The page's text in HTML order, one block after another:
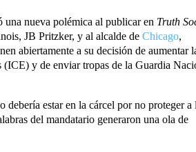
una nueva polémica al publicar en Truth
JB Pritzker, y al alcalde de Chicago,
abiertamente a su decisión de aumentar
y de enviar tropas de la Guardia
estar en la cárcel por no proteger a
del mandatario generaron una ola de